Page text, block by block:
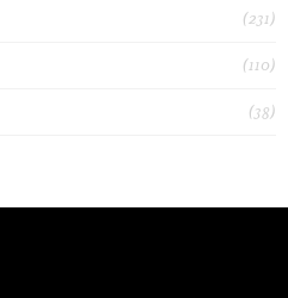
(231)
(110)
(38)